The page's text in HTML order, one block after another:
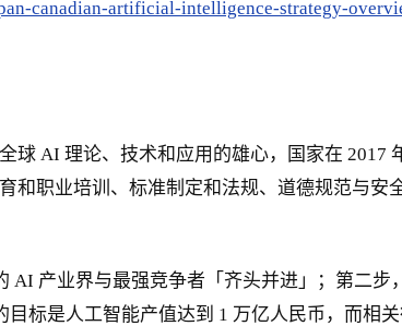
canadian-artificial-intelligence-strategy-
球 AI 理论、技术和应用的雄心，国家在
和职业培训、标准制定和法规、道德规范与安
AI 产业界与最强竞争者「齐头并进」；第二
标是人工智能产值达到 1 万亿人民币，而相